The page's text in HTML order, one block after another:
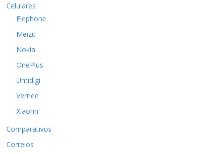
Celulares
Elephone
Meizu
Nokia
OnePlus
Umidigi
Vernee
Xiaomi
Comparativos
Correios